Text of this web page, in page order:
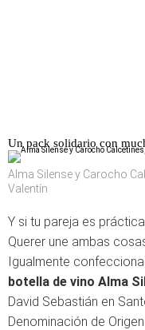
Un pack solidario con
Alma Silense y Carocho
Valentín
Y si tu pareja es
Querer une ambas
Igualmente
botella de vino Alma
David Sebastián en
Denominación de